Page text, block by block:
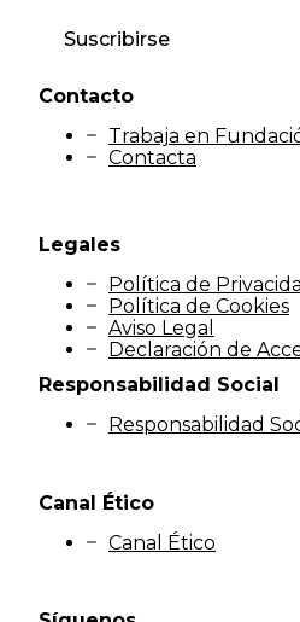
Suscribirse
Contacto
Trabaja en
Contacta
Legales
Política de
Política de Cookies
Aviso Legal
Declaración de
Responsabilidad Social
Responsabilidad
Canal Ético
Canal Ético